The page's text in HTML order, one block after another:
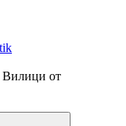
Вилици от